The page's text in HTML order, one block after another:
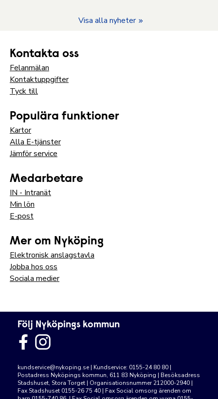
Visa alla nyheter
Kontakta oss
Felanmälan
Kontaktuppgifter
Tyck till
Populära funktioner
Kartor
Alla E-tjänster
Jämför service
Medarbetare
IN - Intranät
Min lön
E-post
Mer om Nyköping
Elektronisk anslagstavla
Jobba hos oss
Sociala medier
Följ Nyköpings kommun
kundservice@nykoping.se | Kundservice: 0155-24 80 80 |
Postadress Nyköpings kommun, 611 83 Nyköping | Besöksadress
Stadshuset, Stora Torget | Organisationsnummer 212000-2940 |
Fax Stadshuset 0155-26 75 40 | Fax Social omsorg ärenden om